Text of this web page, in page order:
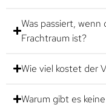
Was passiert, wenn
Frachtraum ist?
Wie viel kostet der
Warum gibt es